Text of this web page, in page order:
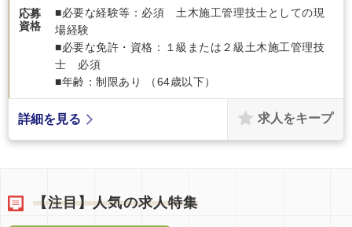
応募
資格
■必要な経験等：必須 土木施工管理技士としての現
場経験
■必要な免許・資格：１級または２級土木施工管理技
士 必須
■年齢：制限あり （64歳以下）
詳細を見る 求人をキープ
【注目】人気の求人特集